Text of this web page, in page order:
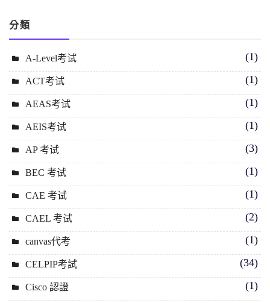
分類
A-Level考试 (1)
ACT考试 (1)
AEAS考试 (1)
AEIS考试 (1)
AP 考试 (3)
BEC 考试 (1)
CAE 考试 (1)
CAEL 考试 (2)
canvas代考 (1)
CELPIP考試 (34)
Cisco 認證 (1)